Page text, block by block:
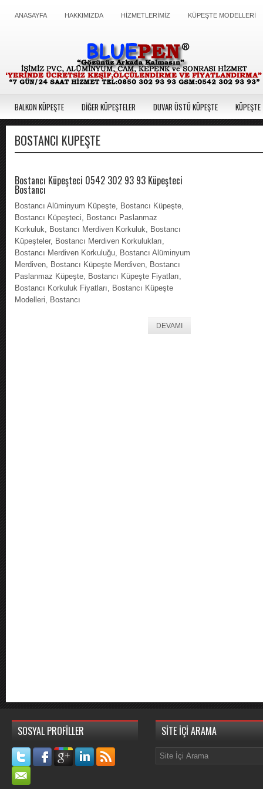
ANASAYFA HAKKIMIZDA HİZMETLERİMİZ KÜPEŞTE MODELLERİ
BALKON KÜPEŞTE DİĞER KÜPEŞTELER DUVAR ÜSTÜ KÜPEŞTE
BOSTANCI KÜPEŞTE
Bostancı Küpeşteci 0542 302 93 93 Küpeşteci
Bostancı
Bostancı Alüminyum Küpeşte, Bostancı Küpeşte,
Bostancı Küpeşteci, Bostancı Paslanmaz
Korkuluk, Bostancı Merdiven Korkuluk, Bostancı
Küpeşteler, Bostancı Merdiven Korkulukları,
Bostancı Merdiven Korkuluğu, Bostancı Alüminyum
Merdiven, Bostancı Küpeşte Merdiven, Bostancı
Paslanmaz Küpeşte, Bostancı Küpeşte Fiyatları,
Bostancı Korkuluk Fiyatları, Bostancı Küpeşte
Modelleri, Bostancı
DEVAMI
SOSYAL PROFİLLER SİTE İÇİ ARAMA